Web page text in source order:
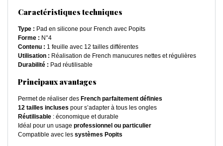
Caractéristiques techniques
Type : Pad en silicone pour French avec Popits
Forme : N°4
Contenu : 1 feuille avec 12 tailles différentes
Utilisation : Réalisation de French manucures nettes et régulières
Durabilité : Pad réutilisable
Principaux avantages
Permet de réaliser des French parfaitement définies
12 tailles incluses pour s’adapter à tous les ongles
Réutilisable : économique et durable
Idéal pour un usage professionnel ou particulier
Compatible avec les systèmes Popits